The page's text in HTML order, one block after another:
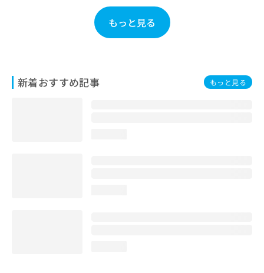
もっと見る
新着おすすめ記事 もっと見る
は
こ